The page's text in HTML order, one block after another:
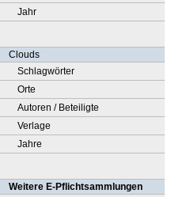
Jahr
Clouds
Schlagwörter
Orte
Autoren / Beteiligte
Verlage
Jahre
Weitere E-Pflichtsammlungen